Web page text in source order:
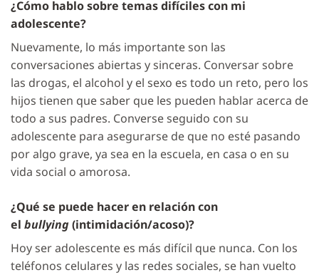
¿Cómo hablo sobre temas difíciles con mi
adolescente?
Nuevamente, lo más importante son las
conversaciones abiertas y sinceras. Conversar sobre
las drogas, el alcohol y el sexo es todo un reto, pero los
hijos tienen que saber que les pueden hablar acerca de
todo a sus padres. Converse seguido con su
adolescente para asegurarse de que no esté pasando
por algo grave, ya sea en la escuela, en casa o en su
vida social o amorosa.
¿Qué se puede hacer en relación con
el bullying(intimidación/acoso)?
Hoy ser adolescente es más difícil que nunca. Con los
teléfonos celulares y las redes sociales, se han vuelto